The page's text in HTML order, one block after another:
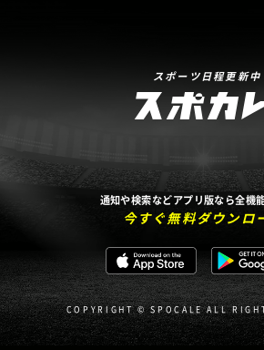
スポーツ日程更新中
通知や検索などアプリ版なら全機
今すぐ無料ダウンロ
COPYRIGHT © SPOCALE ALL